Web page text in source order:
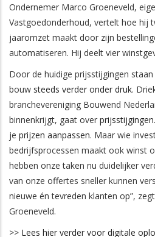
Ondernemer Marco Groeneveld,
Vastgoedonderhoud, vertelt hoe hij
jaaromzet maakt door zijn
automatiseren. Hij deelt vier
Door de huidige prijsstijgingen
bouw steeds verder onder druk.
branchevereniging Bouwend
binnenkrijgt, gaat over prijsstijgingen
je prijzen aanpassen. Maar wie
bedrijfsprocessen maakt ook winst
hebben onze taken nu duidelijker
van onze offertes sneller kunnen
nieuwe én tevreden klanten op”,
Groeneveld.
>> Lees hier verder voor digitale